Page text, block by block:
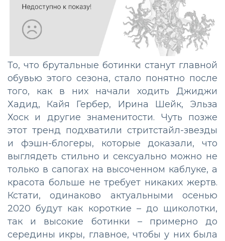
То, что брутальные ботинки станут главной
обувью этого сезона, стало понятно после
того, как в них начали ходить Джиджи
Хадид, Кайя Гербер, Ирина Шейк, Эльза
Хоск и другие знаменитости. Чуть позже
этот тренд подхватили стритстайл-звезды
и фэшн-блогеры, которые доказали, что
выглядеть стильно и сексуально можно не
только в сапогах на высоченном каблуке, а
красота больше не требует никаких жертв.
Кстати, одинаково актуальными осенью
2020 будут как короткие – до щиколотки,
так и высокие ботинки – примерно до
середины икры, главное, чтобы у них была